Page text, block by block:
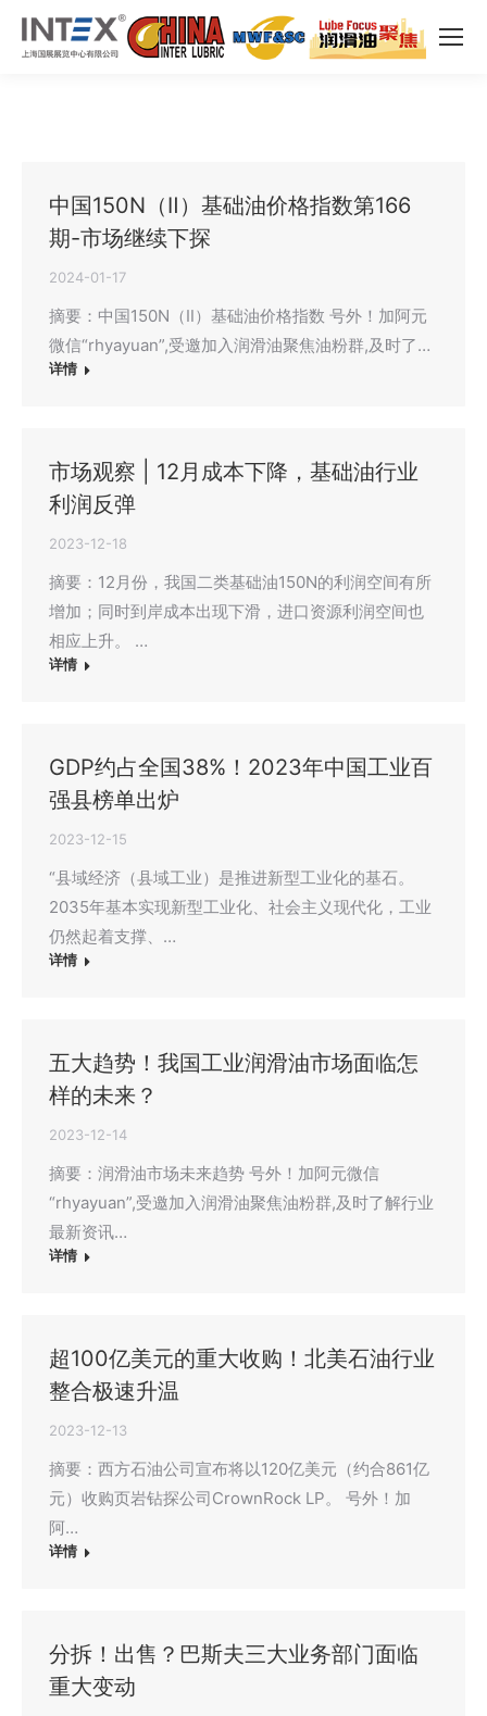
中国150N（Ⅱ）基础油价格指数第166
期-市场继续下探
2024-01-17
摘要：中国150N（Ⅱ）基础油价格指数 号外！加阿元
微信“rhyayuan”,受邀加入润滑油聚焦油粉群,及时了…
详情
市场观察 | 12月成本下降，基础油行业
利润反弹
2023-12-18
摘要：12月份，我国二类基础油150N的利润空间有所
增加；同时到岸成本出现下滑，进口资源利润空间也
相应上升。 …
详情
GDP约占全国38%！2023年中国工业百
强县榜单出炉
2023-12-15
“县域经济（县域工业）是推进新型工业化的基石。
2035年基本实现新型工业化、社会主义现代化，工业
仍然起着支撑、…
详情
五大趋势！我国工业润滑油市场面临怎
样的未来？
2023-12-14
摘要：润滑油市场未来趋势 号外！加阿元微信
“rhyayuan”,受邀加入润滑油聚焦油粉群,及时了解行业
最新资讯…
详情
超100亿美元的重大收购！北美石油行业
整合极速升温
2023-12-13
摘要：西方石油公司宣布将以120亿美元（约合861亿
元）收购页岩钻探公司CrownRock LP。 号外！加
阿…
详情
分拆！出售？巴斯夫三大业务部门面临
重大变动